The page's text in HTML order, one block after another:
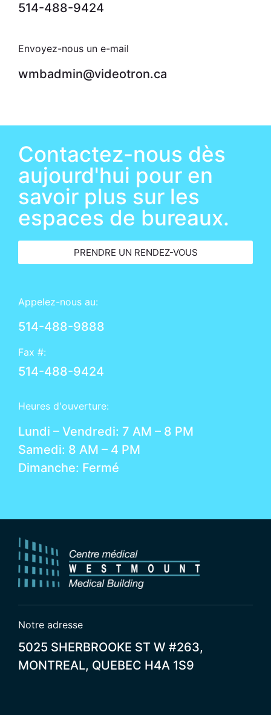
514-488-9424
Envoyez-nous un e-mail
wmbadmin@videotron.ca
Notre adresse
5025 SHERBROOKE ST W #263,
MONTREAL, QUEBEC H4A 1S9
Contactez-nous dès
aujourd'hui pour en
savoir plus sur les
espaces de bureaux.
PRENDRE UN RENDEZ-VOUS
Appelez-nous au:
514-488-9888
Fax #:
514-488-9424
Heures d'ouverture:
Lundi – Vendredi: 7 AM – 8 PM
Samedi: 8 AM – 4 PM
Dimanche: Fermé